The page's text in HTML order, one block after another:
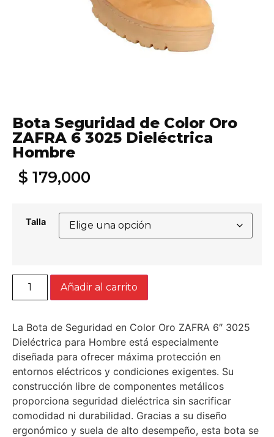
Bota Seguridad de Color Oro
ZAFRA 6 3025 Dieléctrica
Hombre
$ 179,000
Talla
Añadir al carrito
La Bota de Seguridad en Color Oro ZAFRA 6″ 3025
Dieléctrica para Hombre está especialmente
diseñada para ofrecer máxima protección en
entornos eléctricos y condiciones exigentes. Su
construcción libre de componentes metálicos
proporciona seguridad dieléctrica sin sacrificar
comodidad ni durabilidad. Gracias a su diseño
ergonómico y suela de alto desempeño, esta bota se